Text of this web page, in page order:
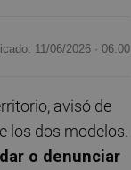
11/06/2026 · 06:00
avisó de
los dos modelos.
o denunciar